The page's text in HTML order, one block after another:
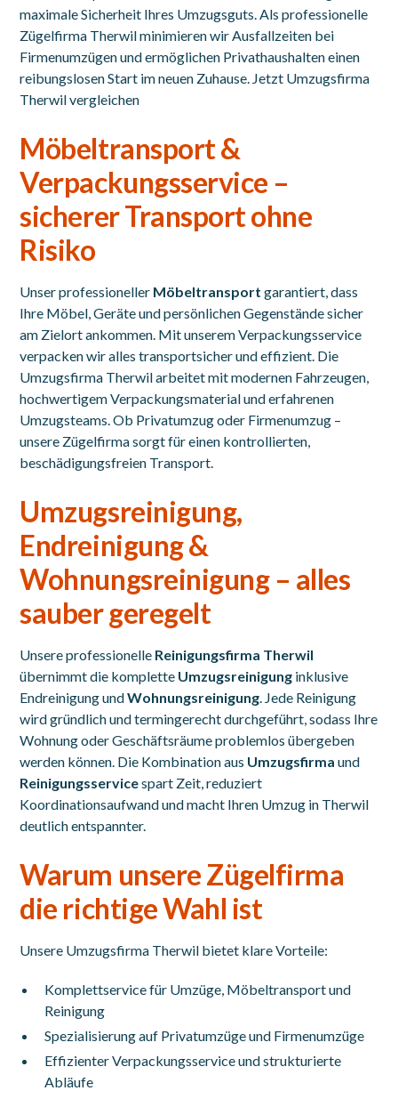
maximale Sicherheit Ihres Umzugsguts. Als professionelle
Zügelfirma Therwil minimieren wir Ausfallzeiten bei
Firmenumzügen und ermöglichen Privathaushalten einen
reibungslosen Start im neuen Zuhause. Jetzt Umzugsfirma
Therwil vergleichen
Möbeltransport &
Verpackungsservice –
sicherer Transport ohne
Risiko
Unser professioneller Möbeltransportgarantiert, dass
Ihre Möbel, Geräte und persönlichen Gegenstände sicher
am Zielort ankommen. Mit unserem Verpackungsservice
verpacken wir alles transportsicher und effizient. Die
Umzugsfirma Therwil arbeitet mit modernen Fahrzeugen,
hochwertigem Verpackungsmaterial und erfahrenen
Umzugsteams. Ob Privatumzug oder Firmenumzug –
unsere Zügelfirma sorgt für einen kontrollierten,
beschädigungsfreien Transport.
Umzugsreinigung,
Endreinigung &
Wohnungsreinigung – alles
sauber geregelt
Unsere professionelle Reinigungsfirma Therwil
übernimmt die komplette Umzugsreinigung inklusive
Endreinigung undWohnungsreinigung . Jede Reinigung
wird gründlich und termingerecht durchgeführt, sodass Ihre
Wohnung oder Geschäftsräume problemlos übergeben
werden können. Die Kombination aus Umzugsfirma und
Reinigungsservicespart Zeit, reduziert
Koordinationsaufwand und macht Ihren Umzug in Therwil
deutlich entspannter.
Warum unsere Zügelfirma
die richtige Wahl ist
Unsere Umzugsfirma Therwil bietet klare Vorteile:
Komplettservice für Umzüge, Möbeltransport und
Reinigung
Spezialisierung auf Privatumzüge und Firmenumzüge
Effizienter Verpackungsservice und strukturierte
Abläufe